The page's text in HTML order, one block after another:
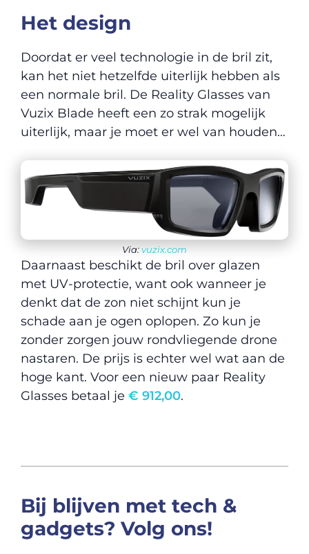
Het design
Doordat er veel technologie in de bril zit,
kan het niet hetzelfde uiterlijk hebben als
een normale bril. De Reality Glasses van
Vuzix Blade heeft een zo strak mogelijk
uiterlijk, maar je moet er wel van houden…
Via:vuzix.com
Daarnaast beschikt de bril over glazen
met UV-protectie, want ook wanneer je
denkt dat de zon niet schijnt kun je
schade aan je ogen oplopen. Zo kun je
zonder zorgen jouw rondvliegende drone
nastaren. De prijs is echter wel wat aan de
hoge kant. Voor een nieuw paar Reality
Glasses betaal je € 912,00.
Bij blijven met tech &
gadgets? Volg ons!